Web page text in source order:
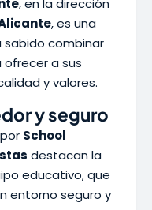
, es una
combinar
a sus
y valores.
y seguro
School
destacan la
educativo, que
entorno seguro y